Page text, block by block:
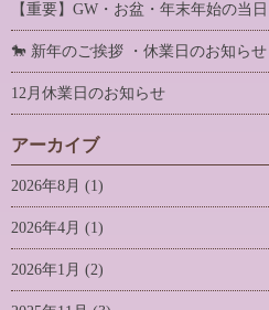
【重要】GW・お盆・年末年始の当
🐎 新年のご挨拶 ・休業日のお知らせ
12月休業日のお知らせ
アーカイブ
2026年8月 (1)
2026年4月 (1)
2026年1月 (2)